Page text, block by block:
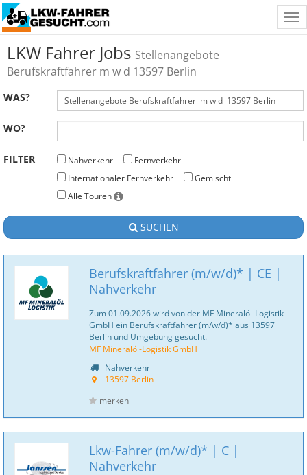
LKW Fahrer Jobs Stellenangebote
Berufskraftfahrer m w d 13597 Berlin
WAS?
WO?
FILTER Nahverkehr
Fernverkehr
Internationaler Fernverkehr
Gemischt
Alle Touren
SUCHEN
Berufskraftfahrer (m/w/d)* | CE |
Nahverkehr
Zum 01.09.2026 wird von der MF Mineralöl-Logistik
GmbH ein Berufskraftfahrer (m/w/d)* aus 13597
Berlin und Umgebung gesucht.
MF Mineralöl-Logistik GmbH
Nahverkehr
13597 Berlin
merken
Lkw-Fahrer (m/w/d)* | C |
Nahverkehr